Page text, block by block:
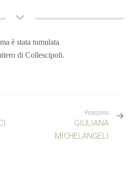
è stata tumulata
di Collescipoli.
Prossimo
GIULIANA
MICHELANGELI